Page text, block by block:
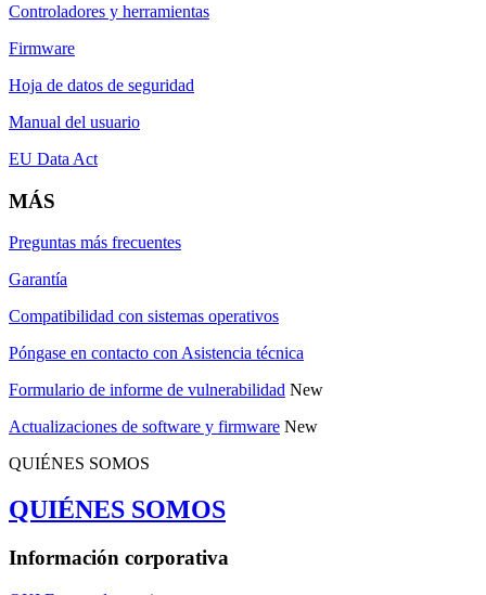
Controladores y herramientas
Firmware
Hoja de datos de seguridad
Manual del usuario
EU Data Act
MÁS
Preguntas más frecuentes
Garantía
Compatibilidad con sistemas operativos
Póngase en contacto con Asistencia técnica
Formulario de informe de vulnerabilidad New
Actualizaciones de software y firmware New
QUIÉNES SOMOS
QUIÉNES SOMOS
Información corporativa